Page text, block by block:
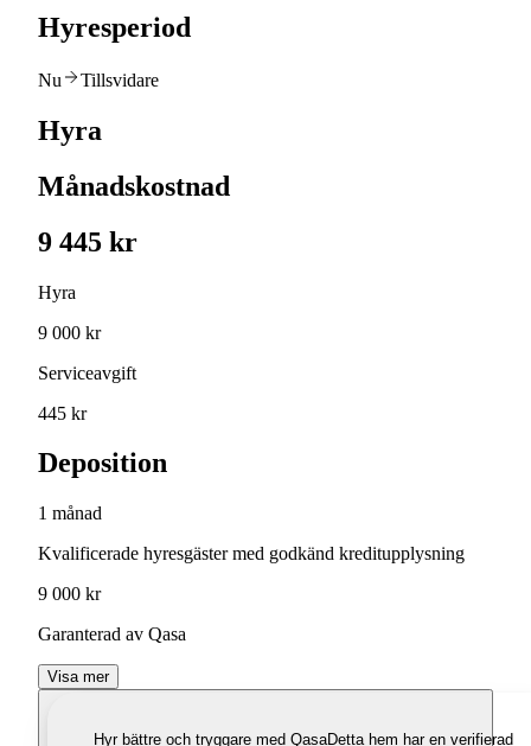
Hyresperiod
Nu Tillsvidare
Hyra
Månadskostnad
9 445 kr
Hyra
9 000 kr
Serviceavgift
445 kr
Deposition
1 månad
Kvalificerade hyresgäster med godkänd kreditupplysning
9 000 kr
Garanterad av Qasa
Visa mer
Hyr bättre och tryggare med QasaDetta hem har en verifierad